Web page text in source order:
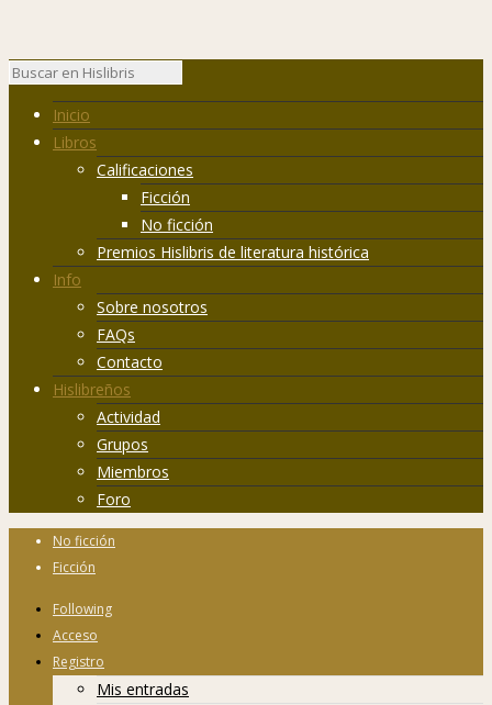
Inicio
Libros
Calificaciones
Ficción
No ficción
Premios Hislibris de literatura histórica
Info
Sobre nosotros
FAQs
Contacto
Hislibreños
Actividad
Grupos
Miembros
Foro
No ficción
Ficción
Following
Acceso
Registro
Mis entradas